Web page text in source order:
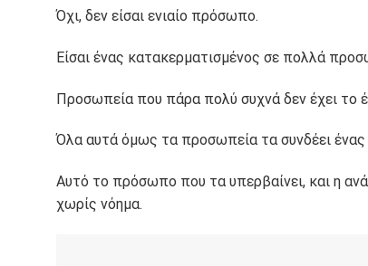
Όχι, δεν είσαι ενιαίο πρόσωπο.
Είσαι ένας κατακερματισμένος σε πολλά
Προσωπεία που πάρα πολύ συχνά δεν έχει το
Όλα αυτά όμως τα προσωπεία τα συνδέει
Αυτό το πρόσωπο που τα υπερβαίνει, και η
χωρίς νόημα.